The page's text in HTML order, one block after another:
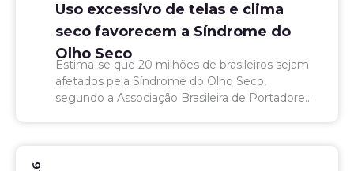
Uso excessivo de telas e clima
seco favorecem a Síndrome do
Olho Seco
Estima-se que 20 milhões de brasileiros sejam
afetados pela Síndrome do Olho Seco,
segundo a Associação Brasileira de Portadores